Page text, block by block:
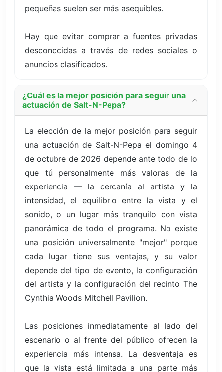
pequeñas suelen ser más asequibles.
Hay que evitar comprar a fuentes privadas
desconocidas a través de redes sociales o
anuncios clasificados.
¿Cuál es la mejor posición para seguir una
actuación de Salt-N-Pepa?
La elección de la mejor posición para seguir
una actuación de Salt-N-Pepa el domingo 4
de octubre de 2026 depende ante todo de lo
que tú personalmente más valoras de la
experiencia — la cercanía al artista y la
intensidad, el equilibrio entre la vista y el
sonido, o un lugar más tranquilo con vista
panorámica de todo el programa. No existe
una posición universalmente "mejor" porque
cada lugar tiene sus ventajas, y su valor
depende del tipo de evento, la configuración
del artista y la configuración del recinto The
Cynthia Woods Mitchell Pavilion.
Las posiciones inmediatamente al lado del
escenario o al frente del público ofrecen la
experiencia más intensa. La desventaja es
que la vista está limitada a una parte más